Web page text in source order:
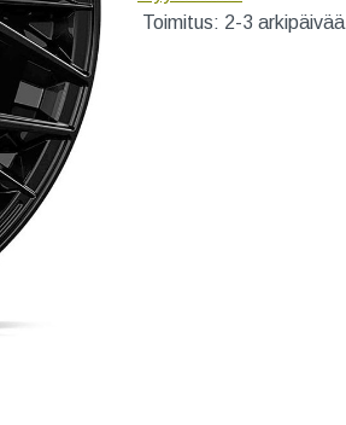
Toimitus: 2-3 arkipäivää